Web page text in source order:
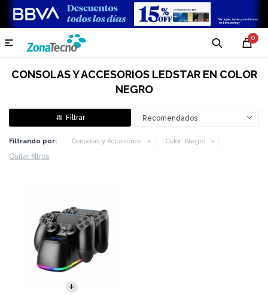
0

CONSOLAS Y ACCESORIOS LEDSTAR EN COLOR
NEGRO
Recomendados
Filtrando por: Consolas y Accesorios Color: Negro
Quitar filtros